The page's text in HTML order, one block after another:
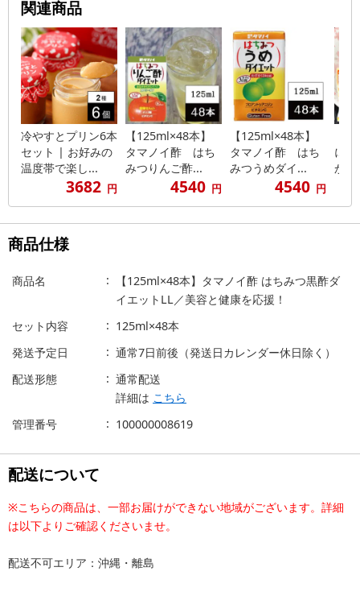
関連商品
冷やすとプリン6本
セット | お好みの
温度帯で楽し...
3682 円
【125ml×48本】
タマノイ酢 はち
みつりんご酢...
4540 円
【125ml×48本】
タマノイ酢 はち
みつうめダイ...
4540 円
に
か 5
商品仕様
商品名
【125ml×48本】タマノイ酢 はちみつ黒酢ダ
イエットLL／美容と健康を応援！
セット内容
125ml×48本
発送予定日
通常7日前後（発送日カレンダー休日除く）
配送形態
通常配送
詳細は こちら
管理番号
100000008619
配送について
※こちらの商品は、一部お届けができない地域がございます。詳細
は以下よりご確認くださいませ。
配送不可エリア：沖縄・離島